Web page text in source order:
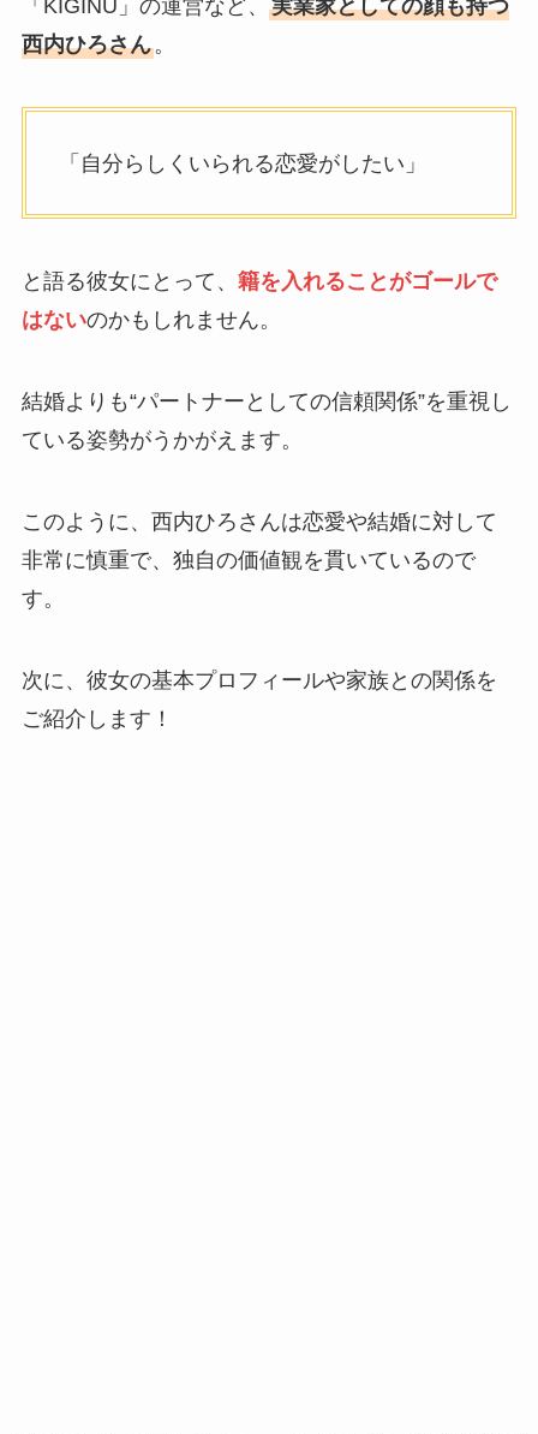
「KIGINU」の運営など、 実業家としての顔も持つ
西内ひろさん。
「自分らしくいられる恋愛がしたい」
と語る彼女にとって、 籍を入れることがゴールで
はないのかもしれません。
結婚よりも“パートナーとしての信頼関係”を重視し
ている姿勢がうかがえます。
このように、西内ひろさんは恋愛や結婚に対して
非常に慎重で、独自の価値観を貫いているので
す。
次に、彼女の基本プロフィールや家族との関係を
ご紹介します！